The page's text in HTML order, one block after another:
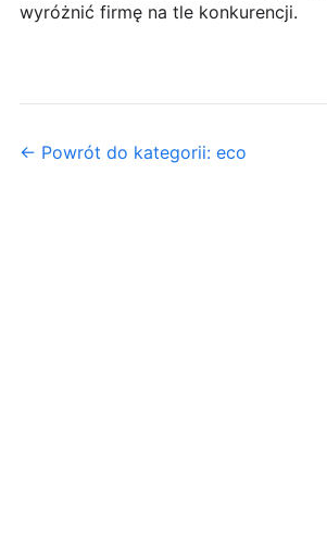
wyróżnić firmę na tle konkurencji.
← Powrót do kategorii: eco